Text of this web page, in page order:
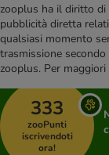
zooplus ha il diritto
pubblicità diretta
qualsiasi momento
trasmissione
zooplus. Per
333
zooPunti
iscrivendoti
ora!